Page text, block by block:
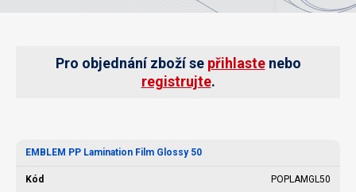
Pro objednání zboží se přihlastenebo
registrujte.
EMBLEM PP Lamination Film Glossy 50
POPLAMGL50